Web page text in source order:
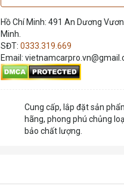
Hồ Chí Minh: 491 An Dương
Minh.
SĐT: 0333.319.669
Email:
Cung cấp, lắp đặt sản
hãng, phong phú chủng
bảo chất lượng.